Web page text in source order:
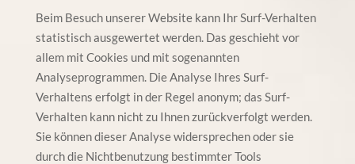
Beim Besuch unserer Website kann Ihr Surf-Verhalten
statistisch ausgewertet werden. Das geschieht vor
allem mit Cookies und mit sogenannten
Analyseprogrammen. Die Analyse Ihres Surf-
Verhaltens erfolgt in der Regel anonym; das Surf-
Verhalten kann nicht zu Ihnen zurückverfolgt werden.
Sie können dieser Analyse widersprechen oder sie
durch die Nichtbenutzung bestimmter Tools